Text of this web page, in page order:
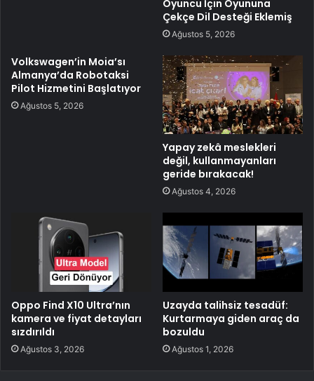
Oyuncu İçin Oyununa
Çekçe Dil Desteği Eklemiş
Ağustos 5, 2026
Volkswagen’in Moia’sı
Almanya’da Robotaksi
Pilot Hizmetini Başlatıyor
Ağustos 5, 2026
Yapay zekâ meslekleri
değil, kullanmayanları
geride bırakacak!
Ağustos 4, 2026
Oppo Find X10 Ultra’nın
kamera ve fiyat detayları
sızdırıldı
Ağustos 3, 2026
Uzayda talihsiz tesadüf:
Kurtarmaya giden araç da
bozuldu
Ağustos 1, 2026